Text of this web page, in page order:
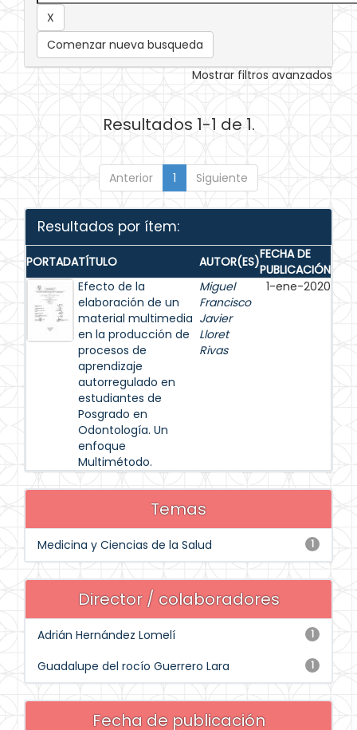
Comenzar nueva busqueda
Mostrar filtros avanzados
Resultados 1-1 de 1.
Anterior 1 Siguiente
Resultados por ítem:
PORTADATÍTULO AUTOR(ES)FECHA DE
PUBLICACIÓN
Efecto de la
elaboración de un
material multimedia
en la producción de
procesos de
aprendizaje
autorregulado en
estudiantes de
Posgrado en
Odontología. Un
enfoque
Multimétodo.
Miguel
Francisco
Javier
Lloret
Rivas
1-ene-2020
Temas
1
Medicina y Ciencias de la Salud
Director / colaboradores
1
Adrián Hernández Lomelí
1
Guadalupe del rocío Guerrero Lara
Fecha de publicación